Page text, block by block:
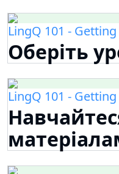
LingQ 101 -
Оберіть
LingQ 101 -